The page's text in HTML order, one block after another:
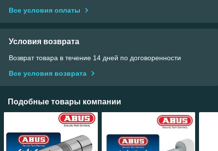
Все условия оплаты
Условия возврата
Возврат товара в течение 14 дней по договоренности
Все условия возврата
Подобные товары компании